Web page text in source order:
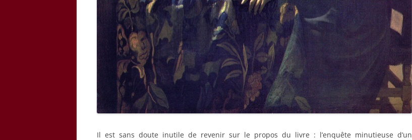
Il est sans doute inutile de revenir sur le propos du livre : l’enquête minutieuse d’un